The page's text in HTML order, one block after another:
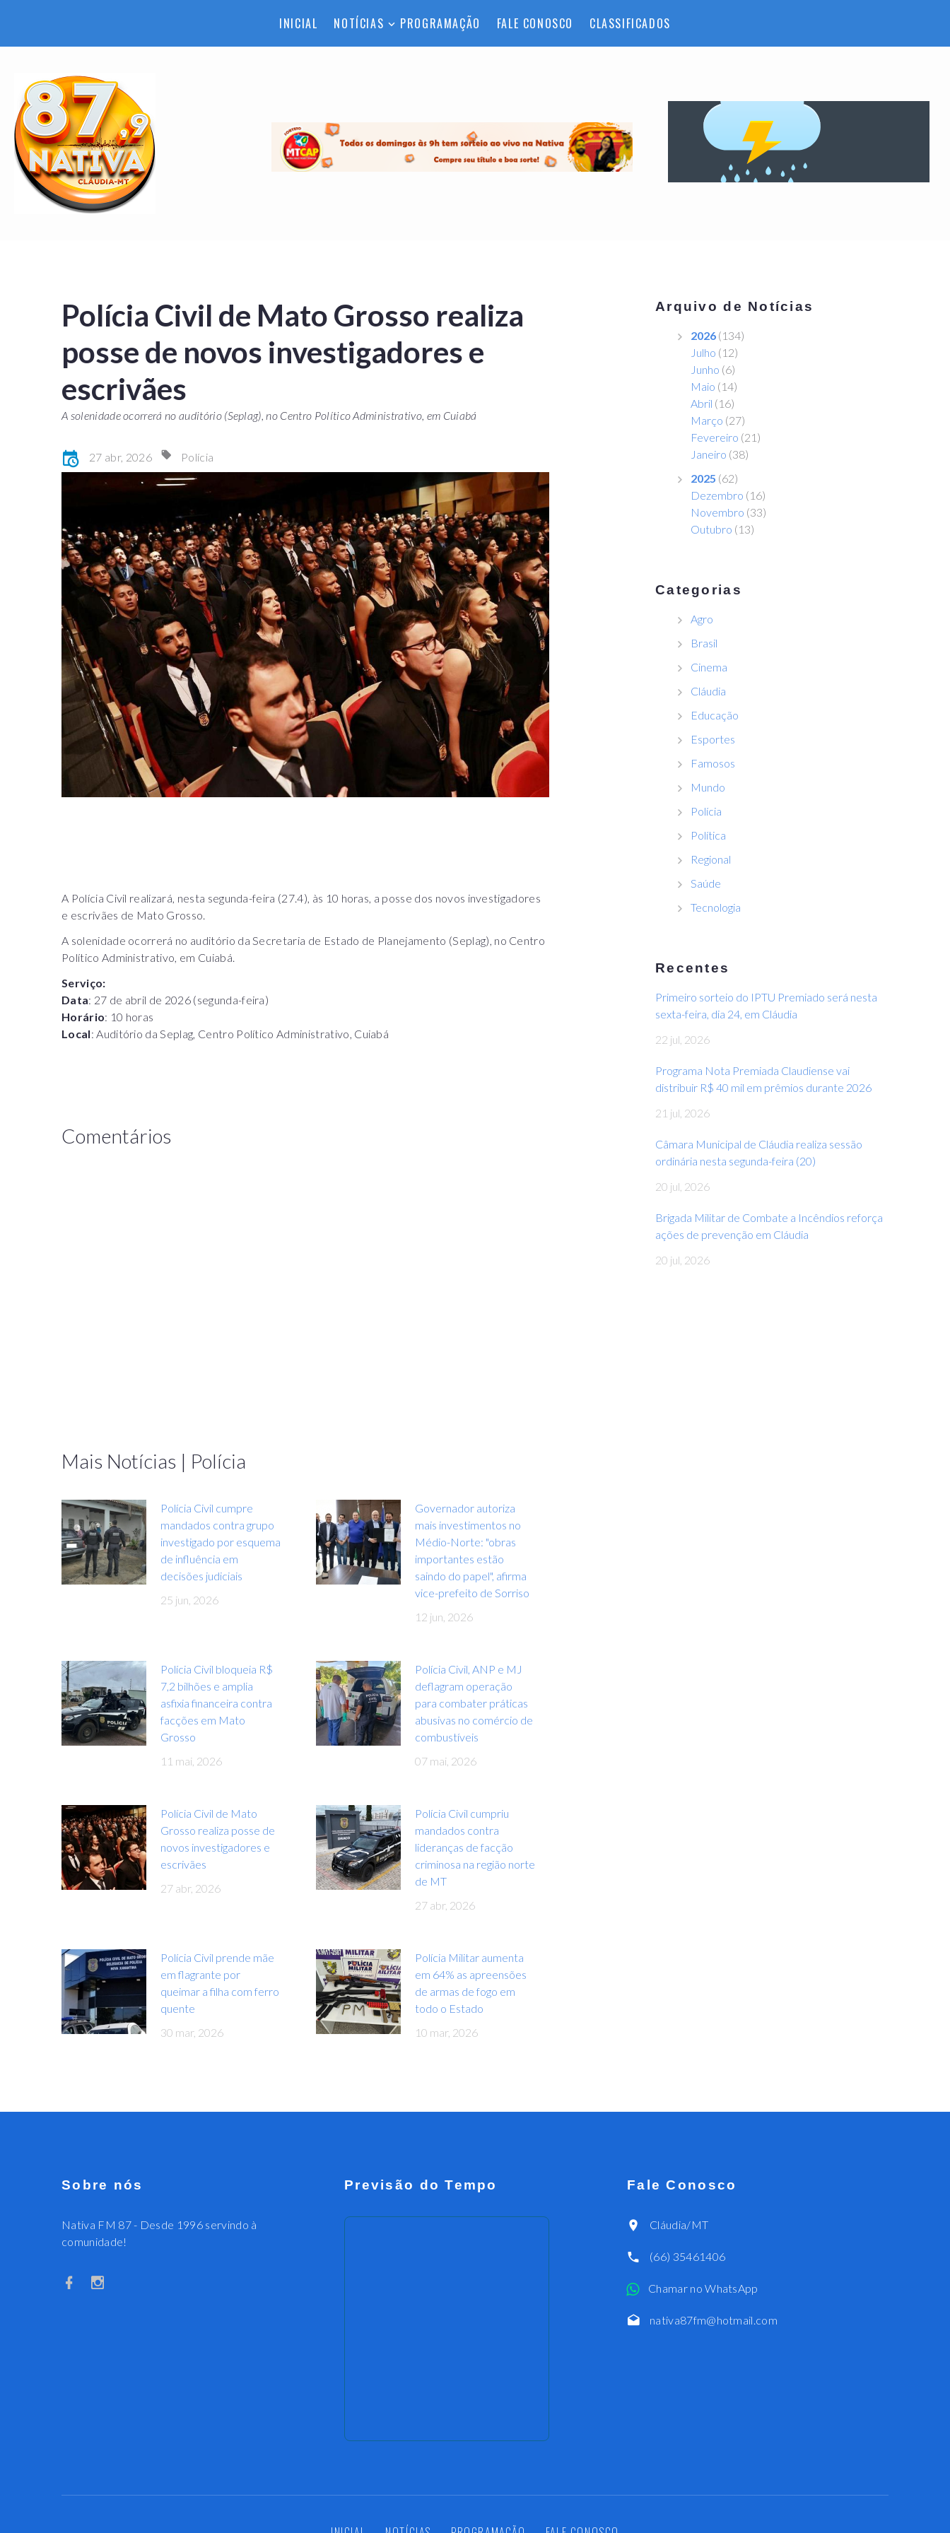
INICIAL NOTÍCIAS PROGRAMAÇÃO FALE CONOSCO CLASSIFICADOS
Polícia Civil de Mato Grosso realiza
posse de novos investigadores e
escrivães
A solenidade ocorrerá no auditório (Seplag), no Centro Político Administrativo, em Cuiabá
27 abr, 2026 Polícia
A Polícia Civil realizará, nesta segunda-feira (27.4), às 10 horas, a posse dos novos investigadores
e escrivães de Mato Grosso.
A solenidade ocorrerá no auditório da Secretaria de Estado de Planejamento (Seplag), no Centro
Político Administrativo, em Cuiabá.
Serviço:
Data: 27 de abril de 2026 (segunda-feira)
Horário: 10 horas
Local: Auditório da Seplag, Centro Político Administrativo, Cuiabá
Comentários
Mais Notícias | Polícia
Polícia Civil cumpre
mandados contra grupo
investigado por esquema
de influência em
decisões judiciais
25 jun, 2026
Governador autoriza
mais investimentos no
Médio-Norte: "obras
importantes estão
saindo do papel", afirma
vice-prefeito de Sorriso
12 jun, 2026
Polícia Civil bloqueia R$
7,2 bilhões e amplia
asfixia financeira contra
facções em Mato
Grosso
11 mai, 2026
Polícia Civil, ANP e MJ
deflagram operação
para combater práticas
abusivas no comércio de
combustíveis
07 mai, 2026
Polícia Civil de Mato
Grosso realiza posse de
novos investigadores e
escrivães
27 abr, 2026
Polícia Civil cumpriu
mandados contra
lideranças de facção
criminosa na região norte
de MT
27 abr, 2026
Polícia Civil prende mãe
em flagrante por
queimar a filha com ferro
quente
30 mar, 2026
Polícia Militar aumenta
em 64% as apreensões
de armas de fogo em
todo o Estado
10 mar, 2026
Arquivo de Notícias
2026 (134)
Julho (12)
Junho (6)
Maio (14)
Abril (16)
Março (27)
Fevereiro (21)
Janeiro (38)
2025 (62)
Dezembro (16)
Novembro (33)
Outubro (13)
Categorias
Agro
Brasil
Cinema
Cláudia
Educação
Esportes
Famosos
Mundo
Polícia
Política
Regional
Saúde
Tecnologia
Recentes
Primeiro sorteio do IPTU Premiado será nesta
sexta-feira, dia 24, em Cláudia
22 jul, 2026
Programa Nota Premiada Claudiense vai
distribuir R$ 40 mil em prêmios durante 2026
21 jul, 2026
Câmara Municipal de Cláudia realiza sessão
ordinária nesta segunda-feira (20)
20 jul, 2026
Brigada Militar de Combate a Incêndios reforça
ações de prevenção em Cláudia
20 jul, 2026
Sobre nós
Nativa FM 87 - Desde 1996 servindo à
comunidade!
Previsão do Tempo Fale Conosco
Cláudia/MT
(66) 35461406
Chamar no WhatsApp
nativa87fm@hotmail.com